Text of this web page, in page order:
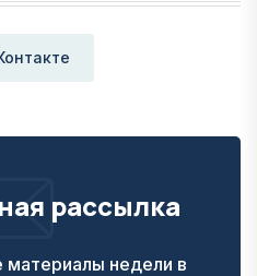
рассылка
недели в